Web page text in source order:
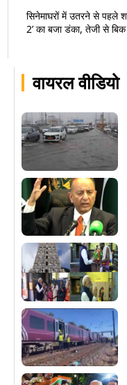
वायरल वीडियो
सिनेमाघरों में उतरने से पहले
2’ का बजा डंका, तेजी से